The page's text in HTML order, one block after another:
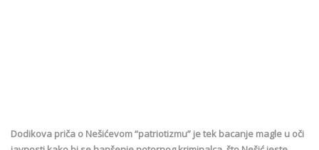
Dodikova priča o Nešićevom “patriotizmu” je tek bacanje magle u oči